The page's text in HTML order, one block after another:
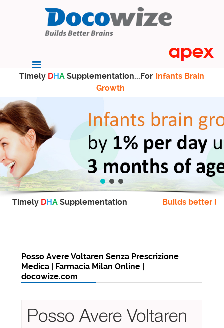
Timely DHA Supplementation...For infants Brain
Growth
Timely DHA Supplementation Builds better
Posso Avere Voltaren Senza Prescrizione
Medica | Farmacia Milan Online |
docowize.com
Posso Avere Voltaren